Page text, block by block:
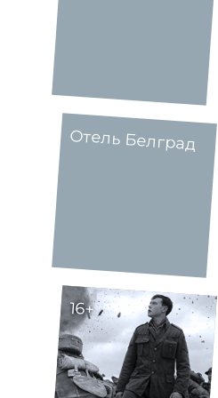
Отель Белград
16+